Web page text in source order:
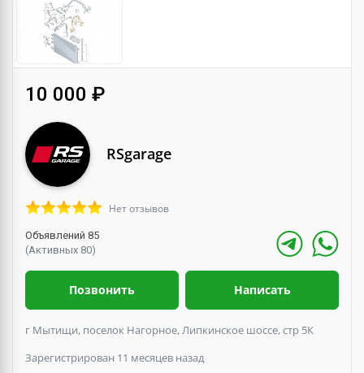
10 000 ₽
RSgarage
Нет отзывов
Объявлений 85
(Активных 80)
Позвонить Написать
г Мытищи, поселок Нагорное, Липкинское шоссе, стр 5К
Зарегистрирован 11 месяцев назад